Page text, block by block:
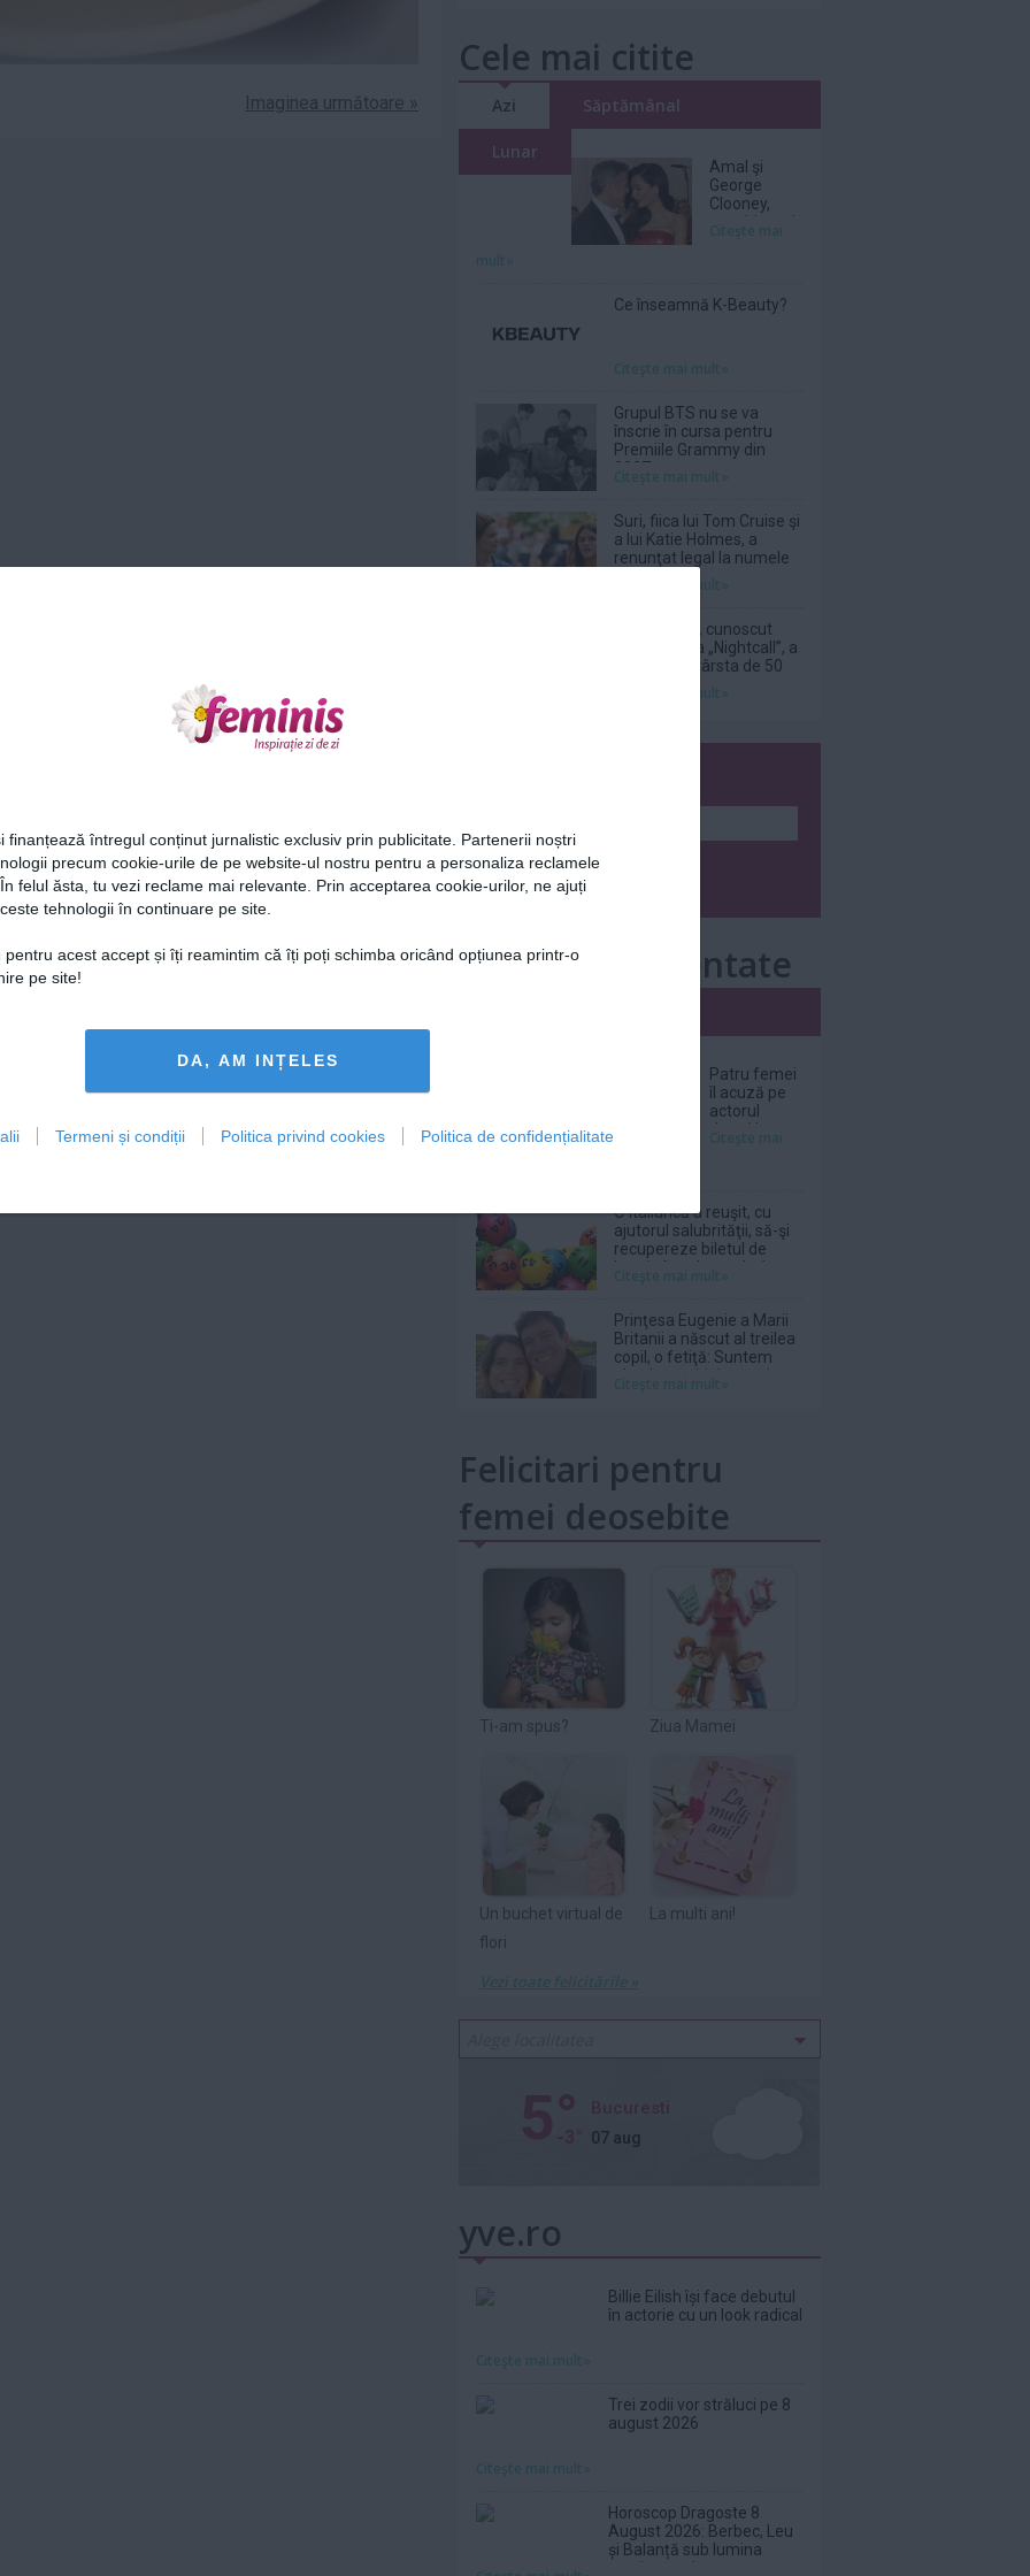
finanțează întregul conținut jurnalistic exclusiv prin publicitate. Partenerii noștri
precum cookie-urile de pe website-ul nostru pentru a personaliza reclamele
felul ăsta, tu vezi reclame mai relevante. Prin acceptarea cookie-urilor, ne ajuți
tehnologii în continuare pe site.
pentru acest accept și îți reamintim că îți poți schimba oricând opțiunea printr-o
pe site!
DA, AM INȚELES
Termeni și condiții Politica privind cookies Politica de confidențialitate
Imaginea următoare »
Cele mai citite
Azi Săptămânal
Lunar
Amal şi
George
Clooney,
nevoiţi să-şi
părăsească
incendiilor
Citeşte mai
mult»
Ce înseamnă K-Beauty?
Citeşte mai mult»
Grupul BTS nu se va
înscrie în cursa pentru
Premiile Grammy din
2027
Citeşte mai mult»
Suri, fiica lui Tom Cruise şi
a lui Katie Holmes, a
renunţat legal la numele
Citeşte mai mult»
DJ Kavinsky, cunoscut
pentru piesa „Nightcall”, a
decedat la vârsta de 50
Citeşte mai mult»
Cele mai comentate
Patru femei
îl acuză pe
actorul
Jared Leto
de agresiuni
Citeşte mai
O italiancă a reuşit, cu
ajutorul salubrităţii, să-şi
recupereze biletul de
loterie în valoare de 1
milion de euro aruncat la
Citeşte mai mult»
Prinţesa Eugenie a Marii
Britanii a născut al treilea
copil, o fetiţă: Suntem
absolut topiţi după micuţa
noastră
Citeşte mai mult»
Felicitari pentru
femei deosebite
Ti-am spus? Ziua Mamei
Un buchet virtual de
flori
La multi ani!
Vezi toate felicitările »
07 aug
yve.ro
Billie Eilish își face debutul
în actorie cu un look radical
Citeşte mai mult»
Trei zodii vor străluci pe 8
august 2026
Citeşte mai mult»
Horoscop Dragoste 8
August 2026: Berbec, Leu
și Balanță sub lumina
sentimentelor